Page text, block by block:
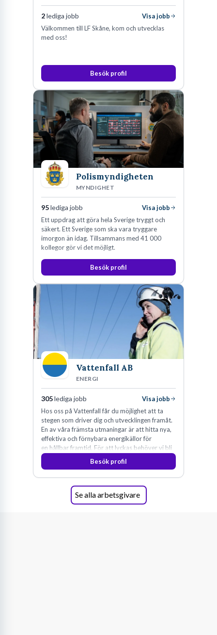
2lediga jobb
Visa jobb
Välkommen till LF Skåne, kom och utvecklas
med oss!
Besök profil
Polismyndigheten
MYNDIGHET
95lediga jobb
Visa jobb
Ett uppdrag att göra hela Sverige tryggt och
säkert. Ett Sverige som ska vara tryggare
imorgon än idag. Tillsammans med 41 000
kollegor gör vi det möjligt.
Besök profil
Vattenfall AB
ENERGI
305lediga jobb
Visa jobb
Hos oss på Vattenfall får du möjlighet att ta
stegen som driver dig och utvecklingen framåt.
En av våra främsta utmaningar är att hitta nya,
effektiva och förnybara energikällor för
en hållbar framtid. För att lyckas behöver vi bli
fler medarbetare som vill göra skillnad.
Besök profil
Se alla arbetsgivare